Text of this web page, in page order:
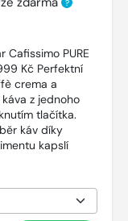
?
Cafissimo PURE
Kč Perfektní
crema a
z jednoho
tlačítka.
káv díky
kapslí